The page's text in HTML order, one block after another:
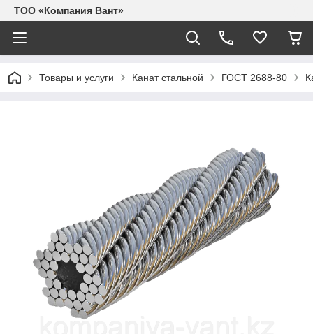
ТОО «Компания Вант»
Товары и услуги Канат стальной ГОСТ 2688-80